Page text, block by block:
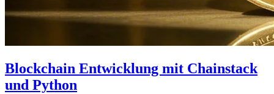
Blockchain Entwicklung mit Chainstack
und Python